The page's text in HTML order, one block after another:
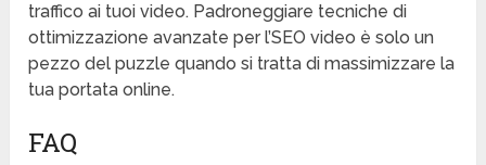
traffico ai tuoi video. Padroneggiare tecniche di
ottimizzazione avanzate per l’SEO video è solo un
pezzo del puzzle quando si tratta di massimizzare la
tua portata online.
FAQ